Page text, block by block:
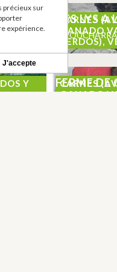
Y
CARNES
GANADO
CERDOS),
DES LYS
Y
CARNES
GANADO
FERME DE
précieux sur
expérience.
J'accepte